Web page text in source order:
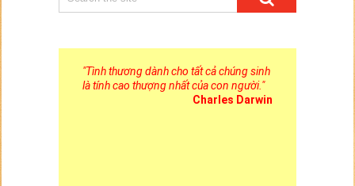
"Tình thương dành cho tất cả chúng sinh
là tính cao thượng nhất của con người."
Charles Darwin